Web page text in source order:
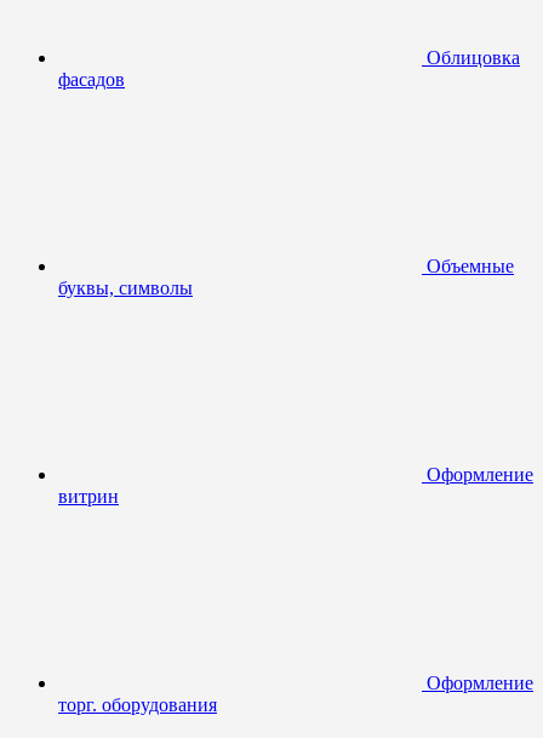
Облицовка
фасадов
Объемные
буквы, символы
Оформление
витрин
Оформление
торг. оборудования